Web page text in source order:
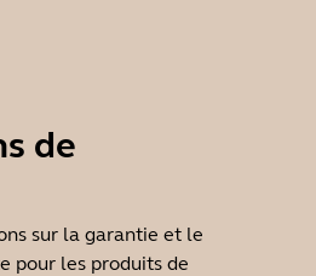
de
sur la garantie et le
pour les produits de